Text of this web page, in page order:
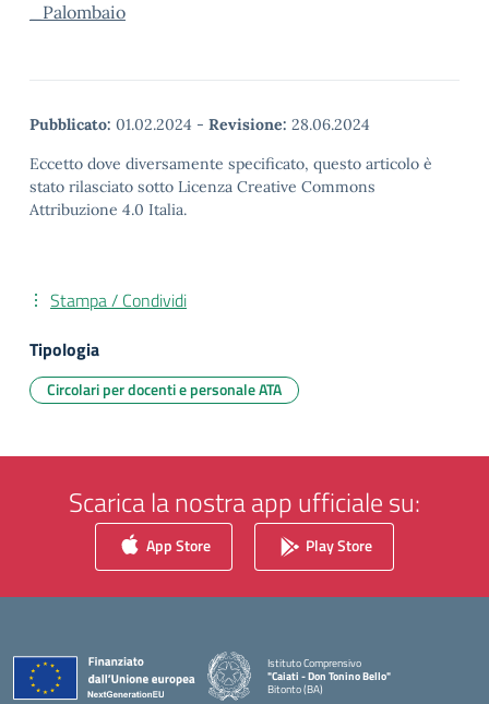
_Palombaio
Pubblicato: 01.02.2024 - Revisione: 28.06.2024
Eccetto dove diversamente specificato, questo articolo è
stato rilasciato sotto Licenza Creative Commons
Attribuzione 4.0 Italia.
Stampa / Condividi
Tipologia
Circolari per docenti e personale ATA
Scarica la nostra app ufficiale su:
App Store Play Store
Istituto Comprensivo
"Caiati - Don Tonino Bello"
Bitonto (BA)